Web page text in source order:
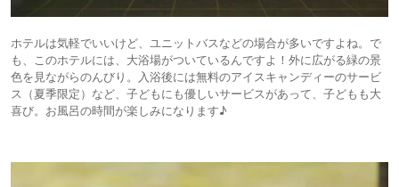
ホテルは気軽でいいけど、ユニットバスなどの場合が多いですよね。で
も、このホテルには、大浴場がついているんですよ！外に広がる緑の景
色を見ながらのんびり。入浴後には無料のアイスキャンディーのサービ
ス（夏季限定）など、子どもにも優しいサービスがあって、子どもも大
喜び。お風呂の時間が楽しみになります♪